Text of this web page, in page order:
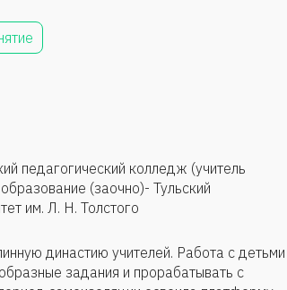
педагогический колледж (учитель
(заочно)- Тульский
им. Л. Н. Толстого
династию учителей. Работа с детьми
задания и прорабатывать с